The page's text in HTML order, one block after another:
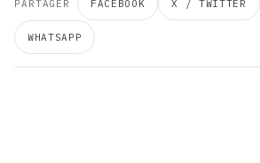
PARTAGER FACEBOOK X / TWITTER
WHATSAPP